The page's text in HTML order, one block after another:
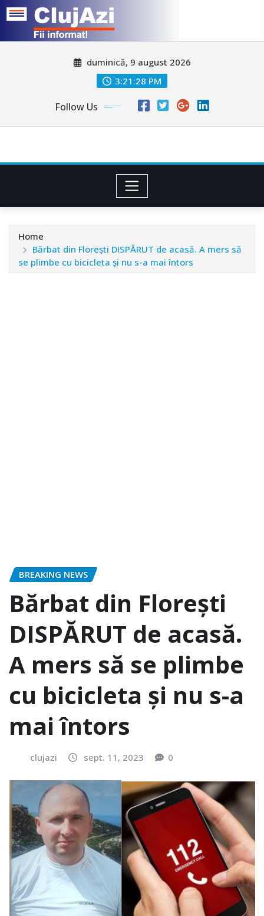
duminică, 9 august 2026
3:21:31 PM
Follow Us
Home
Bărbat din Florești DISPĂRUT de acasă. A mers să
se plimbe cu bicicleta și nu s-a mai întors
BREAKING NEWS
Bărbat din Florești
DISPĂRUT de acasă.
A mers să se plimbe
cu bicicleta și nu s-a
mai întors
clujazi sept. 11, 2023 0